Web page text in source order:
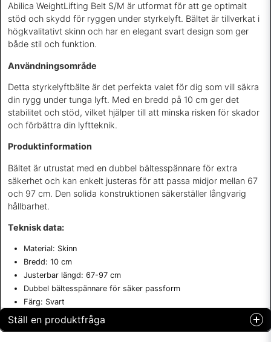
Abilica WeightLifting Belt S/M är utformat för att ge optimalt
stöd och skydd för ryggen under styrkelyft. Bältet är tillverkat i
högkvalitativt skinn och har en elegant svart design som ger
både stil och funktion.
Användningsområde
Detta styrkelyftbälte är det perfekta valet för dig som vill säkra
din rygg under tunga lyft. Med en bredd på 10 cm ger det
stabilitet och stöd, vilket hjälper till att minska risken för skador
och förbättra din lyftteknik.
Produktinformation
Bältet är utrustat med en dubbel bältesspännare för extra
säkerhet och kan enkelt justeras för att passa midjor mellan 67
och 97 cm. Den solida konstruktionen säkerställer långvarig
hållbarhet.
Teknisk data:
Material: Skinn
Bredd: 10 cm
Justerbar längd: 67-97 cm
Dubbel bältesspännare för säker passform
Färg: Svart
Ställ en produktfråga